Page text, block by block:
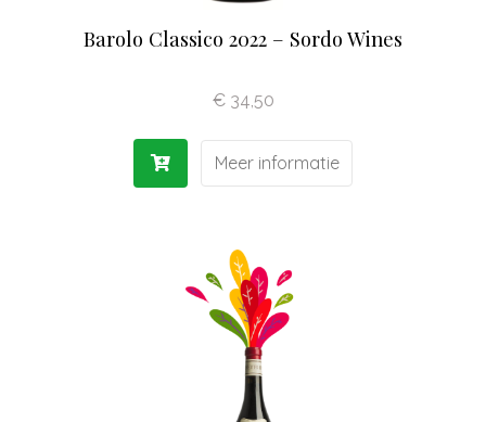
Barolo Classico 2022 – Sordo Wines
€34,50
Meer informatie